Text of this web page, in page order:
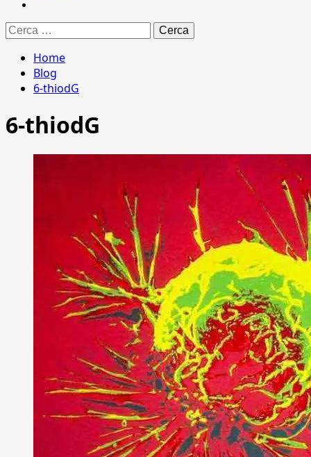
Ricerca
per:
Home
Blog
6-thiodG
6-thiodG